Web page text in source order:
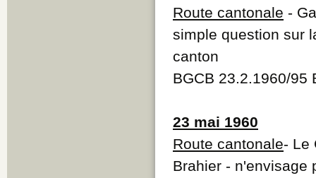
Route cantonale -
simple question sur
canton
BGCB 23.2.1960/95
23 mai 1960
Route cantonale- Le
Brahier - n'envisage